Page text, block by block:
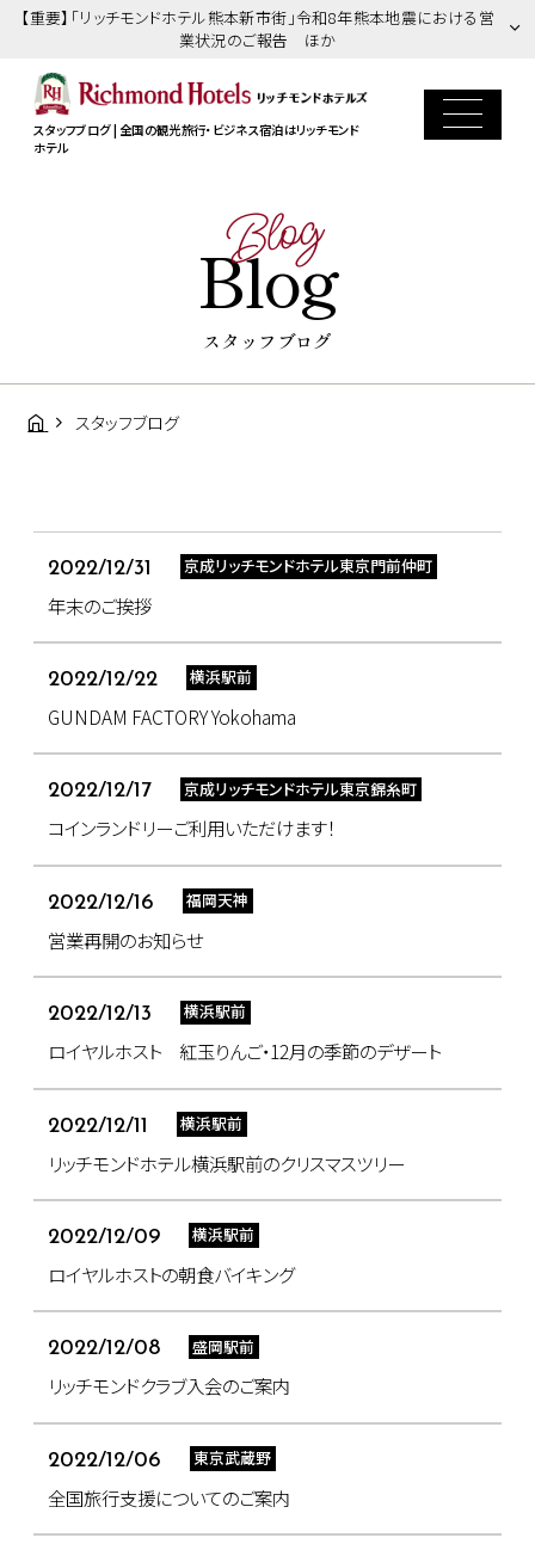
【重要】「リッチモンドホテル熊本新市街」令和8年熊本地震における営
業状況のご報告 ほか
スタッフブログ | 全国の観光旅行・ビジネス宿泊はリッチモンド
ホテル
Blog
Blog
スタッフブログ
スタッフブログ
2022/12/31 京成リッチモンドホテル東京門前仲町
年末のご挨拶
2022/12/22 横浜駅前
GUNDAM FACTORY Yokohama
2022/12/17 京成リッチモンドホテル東京錦糸町
コインランドリーご利用いただけます！
2022/12/16 福岡天神
営業再開のお知らせ
2022/12/13 横浜駅前
ロイヤルホスト 紅玉りんご・12月の季節のデザート
2022/12/11 横浜駅前
リッチモンドホテル横浜駅前のクリスマスツリー
2022/12/09 横浜駅前
ロイヤルホストの朝食バイキング
2022/12/08 盛岡駅前
リッチモンドクラブ入会のご案内
2022/12/06 東京武蔵野
全国旅行支援についてのご案内